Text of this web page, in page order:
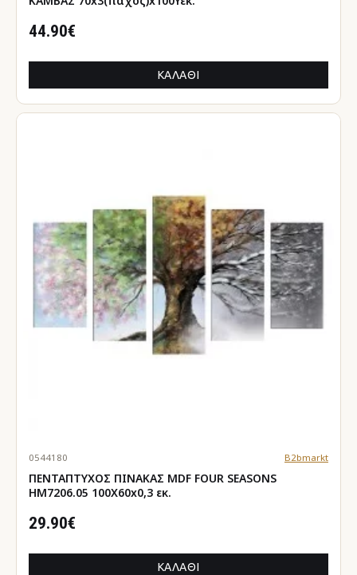
44.90€
ΚΑΛΆΘΙ
0544180 B2bmarkt
ΠΕΝΤΑΠΤΥΧΟΣ ΠΙΝΑΚΑΣ MDF FOUR SEASONS
HM7206.05 100X60x0,3 εκ.
29.90€
ΚΑΛΆΘΙ